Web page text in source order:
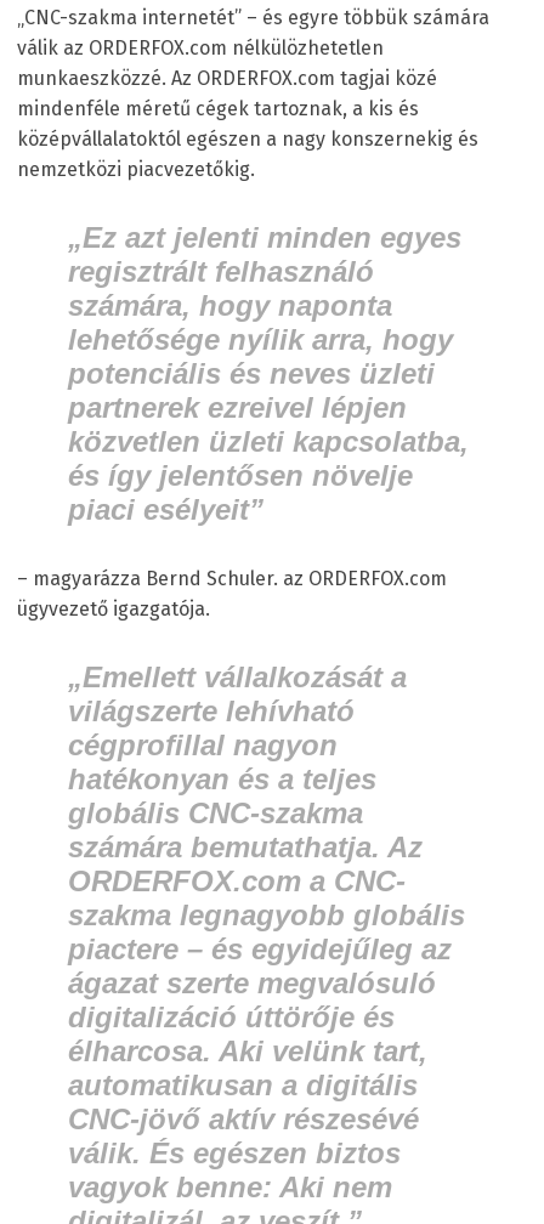
„CNC-szakma internetét” – és egyre többük számára
válik az ORDERFOX.com nélkülözhetetlen
munkaeszközzé. Az ORDERFOX.com tagjai közé
mindenféle méretű cégek tartoznak, a kis és
középvállalatoktól egészen a nagy konszernekig és
nemzetközi piacvezetőkig.
„Ez azt jelenti minden egyes
regisztrált felhasználó
számára, hogy naponta
lehetősége nyílik arra, hogy
potenciális és neves üzleti
partnerek ezreivel lépjen
közvetlen üzleti kapcsolatba,
és így jelentősen növelje
piaci esélyeit”
– magyarázza Bernd Schuler. az ORDERFOX.com
ügyvezető igazgatója.
„Emellett vállalkozását a
világszerte lehívható
cégprofillal nagyon
hatékonyan és a teljes
globális CNC-szakma
számára bemutathatja. Az
ORDERFOX.com a CNC-
szakma legnagyobb globális
piactere – és egyidejűleg az
ágazat szerte megvalósuló
digitalizáció úttörője és
élharcosa. Aki velünk tart,
automatikusan a digitális
CNC-jövő aktív részesévé
válik. És egészen biztos
vagyok benne: Aki nem